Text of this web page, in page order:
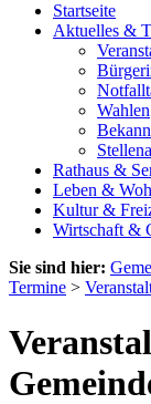
Startseite
Aktuelles &
Wahlen
Rathaus &
Leben &
Kultur &
Wirtschaft &
Sie sind hier:
Termine >